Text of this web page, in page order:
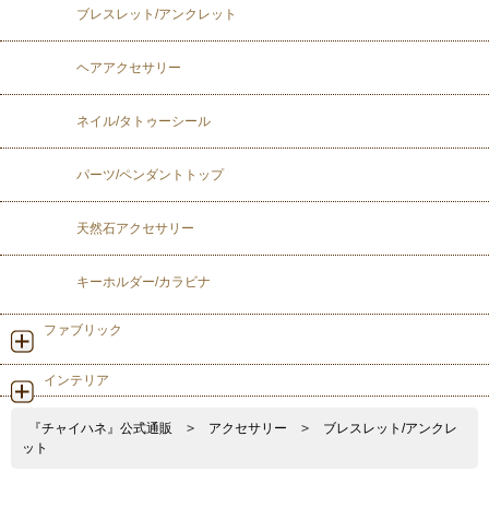
ブレスレット/アンクレット
ヘアアクセサリー
ネイル/タトゥーシール
パーツ/ペンダントトップ
天然石アクセサリー
キーホルダー/カラビナ
ファブリック
インテリア
『チャイハネ』公式通販 > アクセサリー >
ブレスレット/アンクレ
ット